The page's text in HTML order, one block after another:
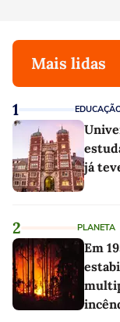
Mais lidas
1
já
2 PLANETA
Em